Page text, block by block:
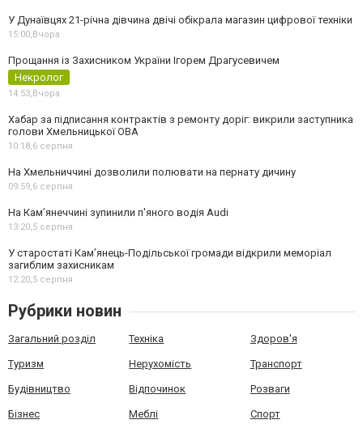
У Дунаївцях 21-річна дівчина двічі обікрала магазин цифрової техніки
15:00,Вчора
Прощання із Захисником України Ігорем Драгусевичем
Некролог
14:53,Вчора
Хабар за підписання контрактів з ремонту доріг: викрили заступника
голови Хмельницької ОВА
10:18,6 серпня
На Хмельниччині дозволили полювати на пернату дичину
09:59,6 серпня
На Камʼянеччині зупинили п'яного водія Audi
13:20,5 серпня
У старостаті Кам’янець-Подільської громади відкрили меморіал
загиблим захисникам
12:20,5 серпня
Рубрики новин
Загальний розділ Техніка Здоров'я
Туризм Нерухомість Транспорт
Будівництво Відпочинок Розваги
Бізнес Меблі Спорт